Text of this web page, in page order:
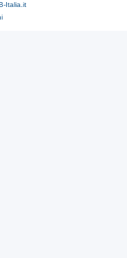
Italia.it